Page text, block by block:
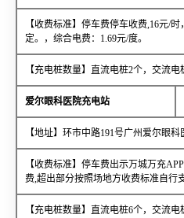
【收费标准】停车费停车收费,16元/
定。，综合电费：1.69元/度。
【充电桩数量】直流电桩2个，交流电
爱尔眼科医院充电站
【地址】环市中路191号广州爱尔眼
【收费标准】停车费出示万城万充
费,超出部分按照场地方收费标准自行
【充电桩数量】直流电桩6个，交流电